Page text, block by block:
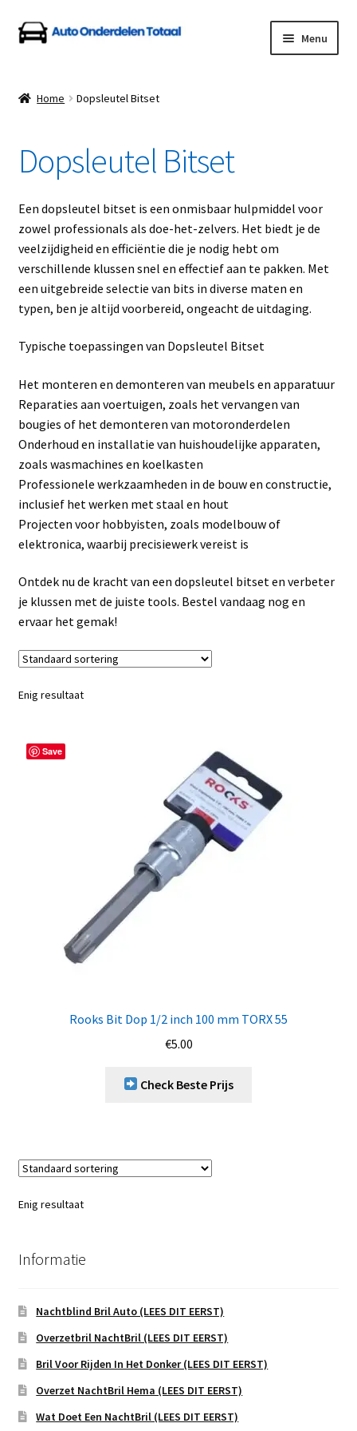
Ga
door
navigatie
Ga
naar
inhoud
Menu
Auto Onderdelen Shop
Betalen en Verzenden
Blog
Contact
My account
Over Ons
Overzicht
Privacybeleid
Retourbeleid
Videos
Winkelwagen
Home Dopsleutel Bitset
Dopsleutel Bitset
Een dopsleutel bitset is een onmisbaar hulpmiddel voor
zowel professionals als doe-het-zelvers. Het biedt je de
veelzijdigheid en efficiëntie die je nodig hebt om
verschillende klussen snel en effectief aan te pakken. Met
een uitgebreide selectie van bits in diverse maten en
typen, ben je altijd voorbereid, ongeacht de uitdaging.
Typische toepassingen van Dopsleutel Bitset
Het monteren en demonteren van meubels en apparatuur
Reparaties aan voertuigen, zoals het vervangen van
bougies of het demonteren van motoronderdelen
Onderhoud en installatie van huishoudelijke apparaten,
zoals wasmachines en koelkasten
Professionele werkzaamheden in de bouw en constructie,
inclusief het werken met staal en hout
Projecten voor hobbyisten, zoals modelbouw of
elektronica, waarbij precisiewerk vereist is
Ontdek nu de kracht van een dopsleutel bitset en verbeter
je klussen met de juiste tools. Bestel vandaag nog en
ervaar het gemak!
Enig resultaat
Save
Rooks Bit Dop 1/2 inch 100 mm TORX 55
€5.00
Check Beste Prijs
Enig resultaat
Informatie
Nachtblind Bril Auto (LEES DIT EERST)
Overzetbril NachtBril (LEES DIT EERST)
Bril Voor Rijden In Het Donker (LEES DIT EERST)
Overzet NachtBril Hema (LEES DIT EERST)
Wat Doet Een NachtBril (LEES DIT EERST)